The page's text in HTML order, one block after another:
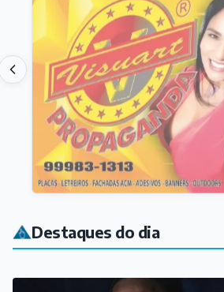
Destaques do dia